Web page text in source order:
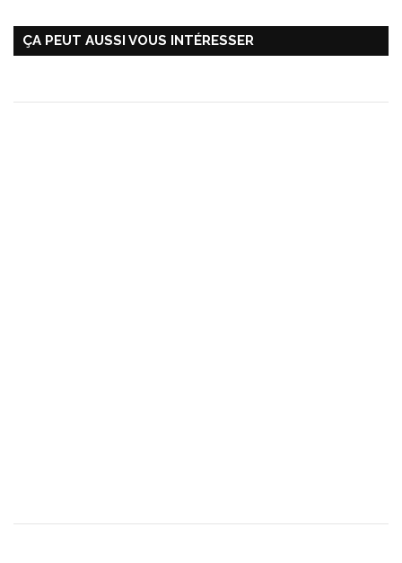
ÇA PEUT AUSSI VOUS INTÉRESSER